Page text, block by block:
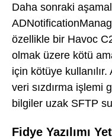
Daha sonraki
özellikle bir Havoc
olmak üzere kötü
için kötüye
veri sızdırma işlemi
bilgiler uzak SFTP
Fidye Yazılımı